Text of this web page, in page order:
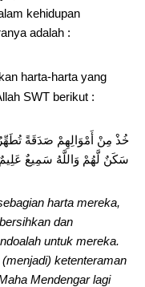
kehidupan
adalah :
harta-harta yang
SWT berikut :
خُذْ مِنْ أَمْوَالِهِمْ صَدَقَةً
سَكَنٌ لَّهُمْ وَاللَّهُ سَمِيعٌ عَلِيمٌ
harta mereka,
dan
untuk mereka.
ketenteraman
Mendengar lagi